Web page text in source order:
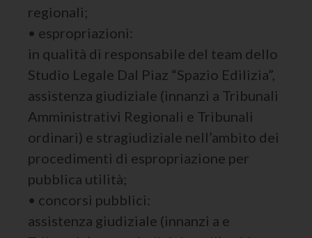
regionali;
• espropriazioni:
in qualità di responsabile del team dello
Studio Legale Dal Piaz “Spazio Edilizia”,
assistenza giudiziale (innanzi a Tribunali
Amministrativi Regionali e Tribunali
ordinari) e stragiudiziale nell’ambito dei
procedimenti di espropriazione per
pubblica utilità;
• concorsi pubblici:
assistenza giudiziale (innanzi a e